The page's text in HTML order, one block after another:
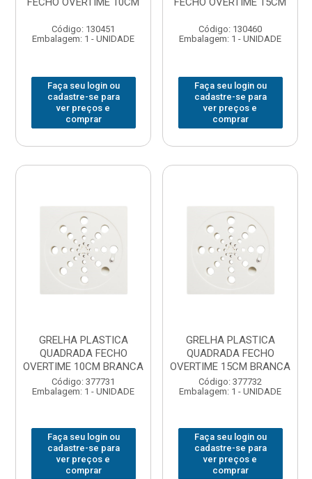
Código: 130451
Embalagem: 1 - UNIDADE
Faça seu login ou
cadastre-se para
ver preços e
comprar
Código: 130460
Embalagem: 1 - UNIDADE
Faça seu login ou
cadastre-se para
ver preços e
comprar
GRELHA PLASTICA
QUADRADA FECHO
OVERTIME 10CM BRANCA
Código: 377731
Embalagem: 1 - UNIDADE
Faça seu login ou
cadastre-se para
ver preços e
comprar
GRELHA PLASTICA
QUADRADA FECHO
OVERTIME 15CM BRANCA
Código: 377732
Embalagem: 1 - UNIDADE
Faça seu login ou
cadastre-se para
ver preços e
comprar